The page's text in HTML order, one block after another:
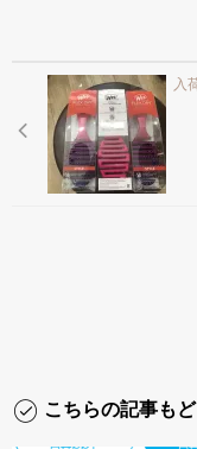
入
こちらの記事も